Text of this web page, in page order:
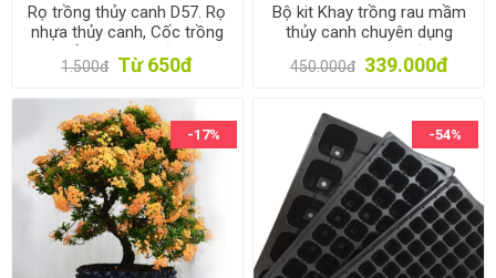
Rọ trồng thủy canh D57. Rọ
nhựa thủy canh, Cốc trồng
rau thủy canh, Rọ đựng giá
thể thủy canh
1.500đ Từ 650đ
Bộ kit Khay trồng rau mầm
thủy canh chuyên dụng
TKM-6.3, Khay, Giá đỡ, Vòi
xịt, Hạt giống
450.000đ 339.000đ
-17% -54%